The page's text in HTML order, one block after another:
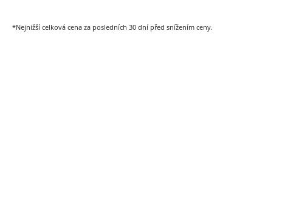
*Nejnižší celková cena za posledních 30 dní před snížením ceny.